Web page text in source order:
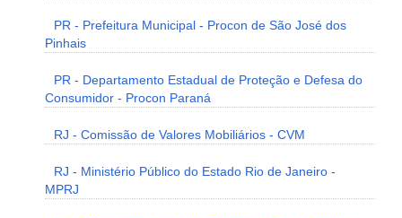
PR - Prefeitura Municipal - Procon de São José dos
Pinhais
PR - Departamento Estadual de Proteção e Defesa do
Consumidor - Procon Paraná
RJ - Comissão de Valores Mobiliários - CVM
RJ - Ministério Público do Estado Rio de Janeiro -
MPRJ